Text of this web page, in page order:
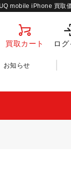
UQ mobile iPhone 買取
買取カート ログ
お知らせ